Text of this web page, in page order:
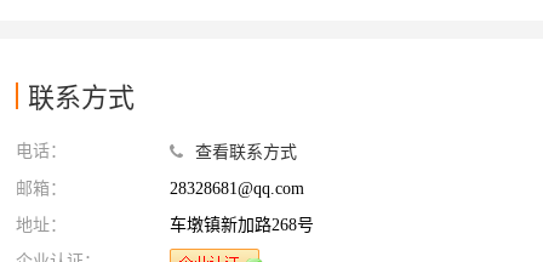
联系方式
电话：
查看联系方式
邮箱：
28328681@qq.com
地址：
车墩镇新加路268号